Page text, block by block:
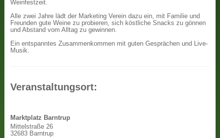
Weinfestzeit.
Alle zwei Jahre lädt der Marketing Verein dazu ein, mit Familie und
Freunden gute Weine zu probieren, sich köstliche Snacks zu gönnen
und Abstand vom Alltag zu gewinnen.
Ein entspanntes Zusammenkommen mit guten Gesprächen und Live-
Musik.
Veranstaltungsort:
Marktplatz Barntrup
Mittelstraße 26
32683 Barntrup